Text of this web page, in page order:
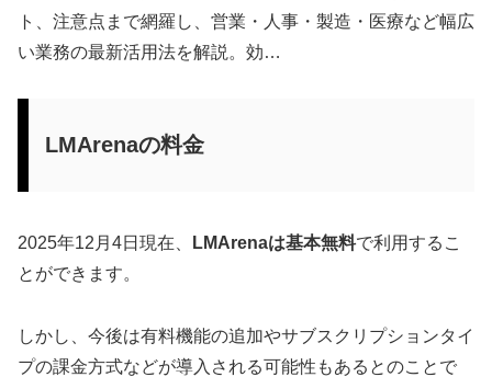
ト、注意点まで網羅し、営業・人事・製造・医療など幅広
い業務の最新活用法を解説。効…
LMArenaの料金
2025年12月4日現在、 LMArenaは基本無料で利用するこ
とができます。
しかし、今後は有料機能の追加やサブスクリプションタイ
プの課金方式などが導入される可能性もあるとのことで